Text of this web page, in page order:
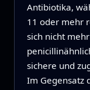
Antibiotika,
11 oder mehr
sich nicht
sichere und
Im Gegensatz